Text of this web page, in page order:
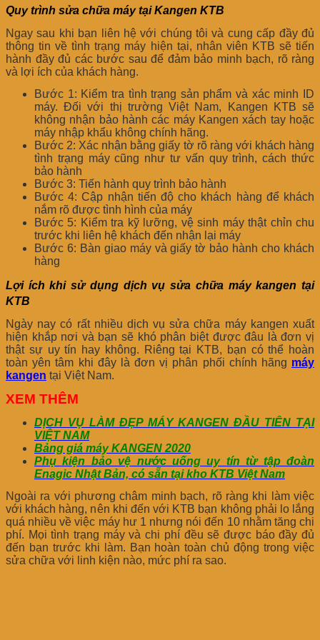
Quy trình sửa chữa máy tại Kangen KTB
Ngay sau khi bạn liên hệ với chúng tôi và cung cấp đầy đủ
thông tin về tình trạng máy hiện tại, nhân viên KTB sẽ tiến
hành đầy đủ các bước sau để đảm bảo minh bạch, rõ ràng
và lợi ích của khách hàng.
Bước 1: Kiểm tra tình trạng sản phẩm và xác minh ID
máy. Đối với thị trường Việt Nam, Kangen KTB sẽ
không nhận bảo hành các máy Kangen xách tay hoặc
máy nhập khẩu không chính hãng.
Bước 2: Xác nhận bằng giấy tờ rõ ràng với khách hàng
tình trạng máy cũng như tư vấn quy trình, cách thức
bảo hành
Bước 3: Tiến hành quy trình bảo hành
Bước 4: Cập nhận tiến độ cho khách hàng để khách
nắm rõ được tình hình của máy
Bước 5: Kiểm tra kỹ lưỡng, vệ sinh máy thật chỉn chu
trước khi liên hệ khách đến nhận lại máy
Bước 6: Bàn giao máy và giấy tờ bảo hành cho khách
hàng
Lợi ích khi sử dụng dịch vụ sửa chữa máy kangen tại
KTB
Ngày nay có rất nhiều dịch vụ sửa chữa máy kangen xuất
hiện khắp nơi và bạn sẽ khó phân biệt được đâu là đơn vị
thật sự uy tín hay không. Riêng tại KTB, bạn có thể hoàn
toàn yên tâm khi đây là đơn vị phân phối chính hãng máy
kangen tại Việt Nam.
XEM THÊM
DỊCH VỤ LÀM ĐẸP MÁY KANGEN ĐẦU TIÊN TẠI
VIỆT NAM
Bảng giá máy KANGEN 2020
Phụ kiện bảo vệ nước uống uy tín từ tập đoàn
Enagic Nhật Bản, có sẵn tại kho KTB Việt Nam
Ngoài ra với phương châm minh bạch, rõ ràng khi làm việc
với khách hàng, nên khi đến với KTB bạn không phải lo lắng
quá nhiều về việc máy hư 1 nhưng nói đến 10 nhằm tăng chi
phí. Mọi tình trạng máy và chi phí đều sẽ được báo đầy đủ
đến bạn trước khi làm. Bạn hoàn toàn chủ động trong việc
sửa chữa với linh kiện nào, mức phí ra sao.